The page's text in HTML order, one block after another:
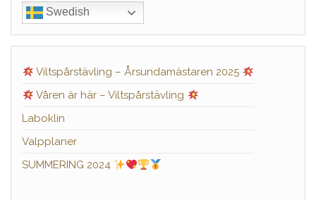
Swedish
Viltspårstävling – Årsundamästaren 2025
Våren är här – Viltspårstävling
Laboklin
Valpplaner
SUMMERING 2024